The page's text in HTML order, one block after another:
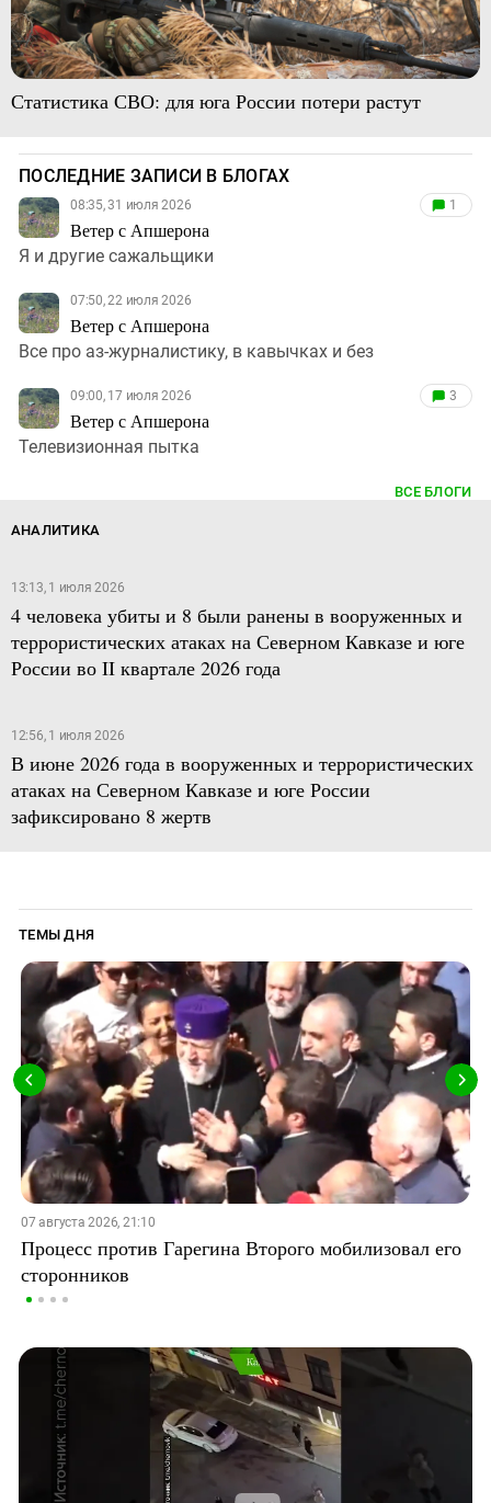
Статистика СВО: для юга России потери растут
ПОСЛЕДНИЕ ЗАПИСИ В БЛОГАХ
08:35, 31 июля 2026
Ветер с Апшерона
1
Я и другие сажальщики
07:50, 22 июля 2026
Ветер с Апшерона
Все про аз-журналистику, в кавычках и без
09:00, 17 июля 2026
Ветер с Апшерона
3
Телевизионная пытка
ВСЕ БЛОГИ
АНАЛИТИКА
13:13, 1 июля 2026
4 человека убиты и 8 были ранены в вооруженных и
террористических атаках на Северном Кавказе и юге
России во II квартале 2026 года
12:56, 1 июля 2026
В июне 2026 года в вооруженных и террористических
атаках на Северном Кавказе и юге России
зафиксировано 8 жертв
ТЕМЫ ДНЯ
07 августа 2026, 21:10
Процесс против Гарегина Второго мобилизовал его
сторонников